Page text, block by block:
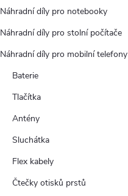
Náhradní díly pro notebooky
Náhradní díly pro stolní počítače
Náhradní díly pro mobilní telefony
Baterie
Tlačítka
Antény
Sluchátka
Flex kabely
Čtečky otisků prstů